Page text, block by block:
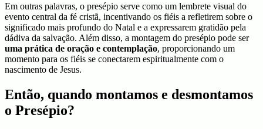
Em outras palavras, o presépio serve como um lembrete visual do
evento central da fé cristã, incentivando os fiéis a refletirem sobre o
significado mais profundo do Natal e a expressarem gratidão pela
dádiva da salvação. Além disso, a montagem do presépio pode ser
uma prática de oração e contemplação, proporcionando um
momento para os fiéis se conectarem espiritualmente com o
nascimento de Jesus.
Então, quando montamos e desmontamos
o Presépio?